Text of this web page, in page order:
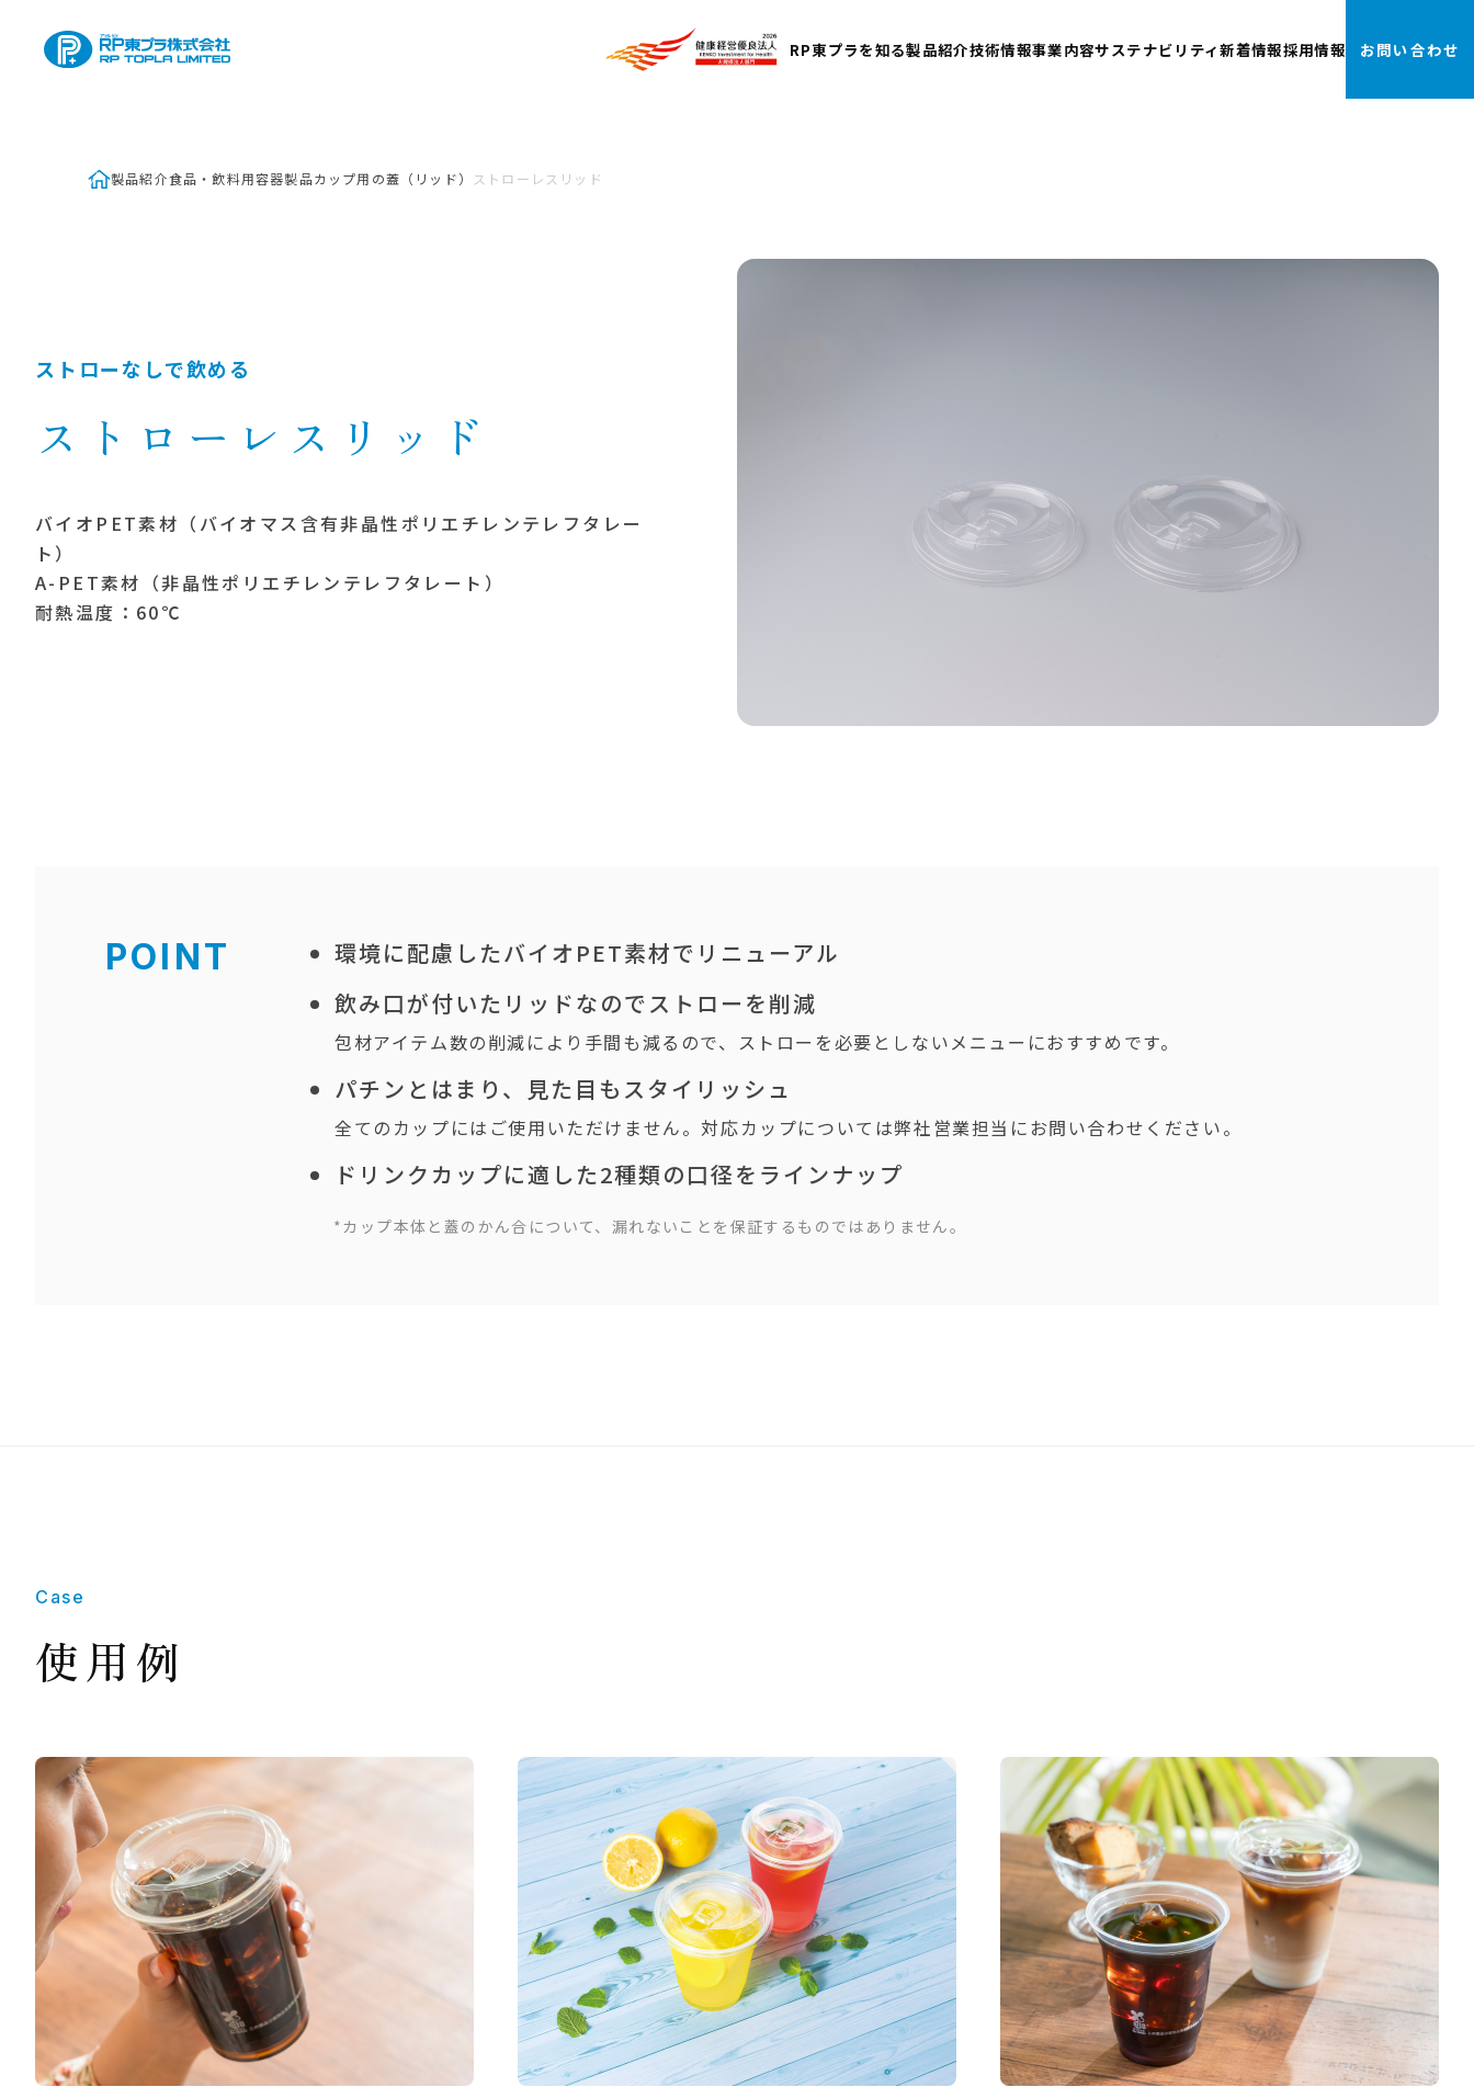
RP東プラを知る製品紹介技術情報事業内容サステナビリティ新着情報採用情報 お問い合わせ
製品紹介食品・飲料用容器製品カップ用の蓋（リッド） ストローレスリッド
ストローなしで飲める
ストローレスリッド
バイオPET素材（バイオマス含有非晶性ポリエチレンテレフタレー
ト）
A-PET素材（非晶性ポリエチレンテレフタレート）
耐熱温度：60℃
POINT
環境に配慮したバイオPET素材でリニューアル
飲み口が付いたリッドなのでストローを削減
包材アイテム数の削減により手間も減るので、ストローを必要としないメニューにおすすめです。
パチンとはまり、見た目もスタイリッシュ
全てのカップにはご使用いただけません。対応カップについては弊社営業担当にお問い合わせください。
ドリンクカップに適した2種類の口径をラインナップ
*カップ本体と蓋のかん合について、漏れないことを保証するものではありません。
Case
使用例